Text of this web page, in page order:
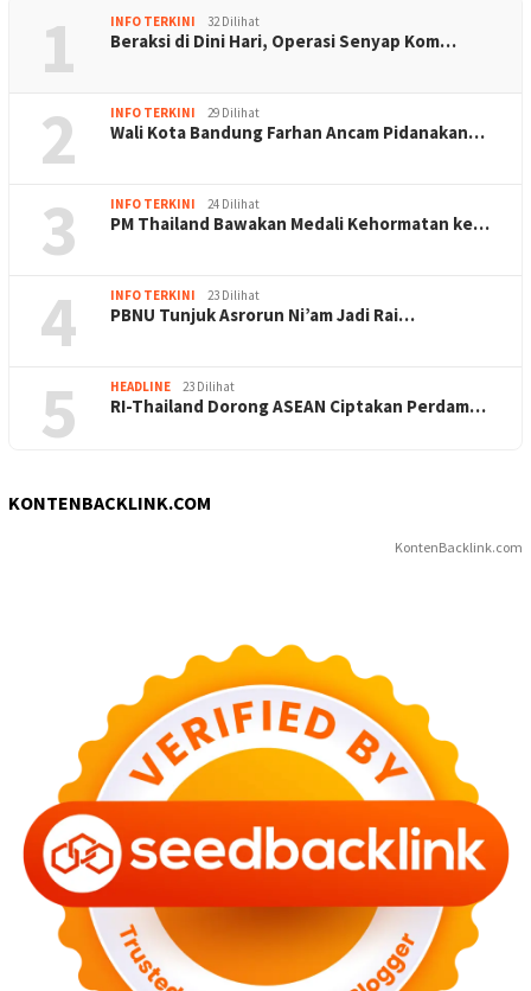
1 INFO TERKINI 32 Dilihat
Beraksi di Dini Hari, Operasi Senyap Kom…
2 INFO TERKINI 29 Dilihat
Wali Kota Bandung Farhan Ancam Pidanakan…
3 INFO TERKINI 24 Dilihat
PM Thailand Bawakan Medali Kehormatan ke…
4 INFO TERKINI 23 Dilihat
PBNU Tunjuk Asrorun Ni’am Jadi Rai…
5 HEADLINE 23 Dilihat
RI-Thailand Dorong ASEAN Ciptakan Perdam…
KONTENBACKLINK.COM
KontenBacklink.com